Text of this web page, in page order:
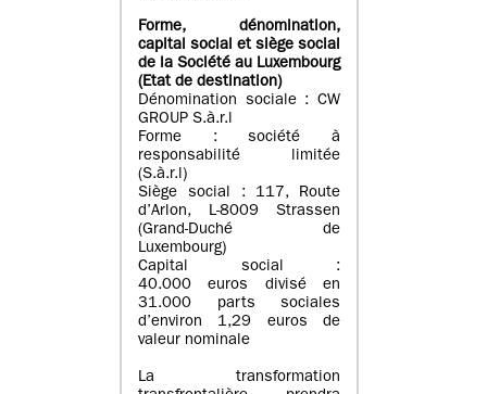
Forme, dénomination,
capital social et siège social
de la Société au Luxembourg
(Etat de destination)
Dénomination sociale : CW
GROUP S.à.r.l
Forme : société à
responsabilité limitée
(S.à.r.l)
Siège social : 117, Route
d’Arlon, L-8009 Strassen
(Grand-Duché de
Luxembourg)
Capital social :
40.000 euros divisé en
31.000 parts sociales
d’environ 1,29 euros de
valeur nominale
La transformation